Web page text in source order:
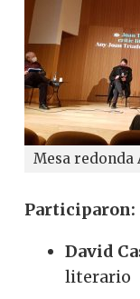
Mesa redonda
Participaron:
David
literario